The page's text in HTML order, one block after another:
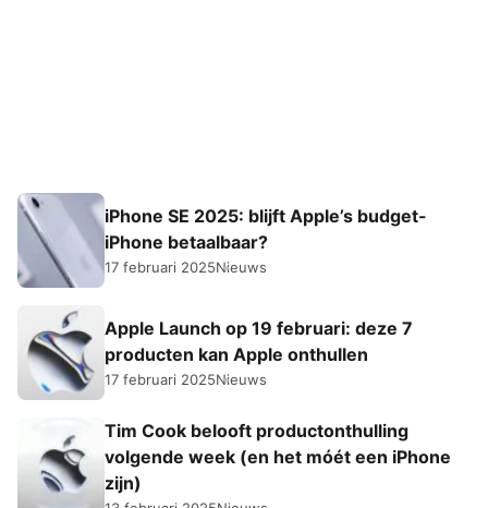
iPhone SE 2025: blijft Apple’s budget-
iPhone betaalbaar?
17 februari 2025Nieuws
Apple Launch op 19 februari: deze 7
producten kan Apple onthullen
17 februari 2025Nieuws
Tim Cook belooft productonthulling
volgende week (en het móét een iPhone
zijn)